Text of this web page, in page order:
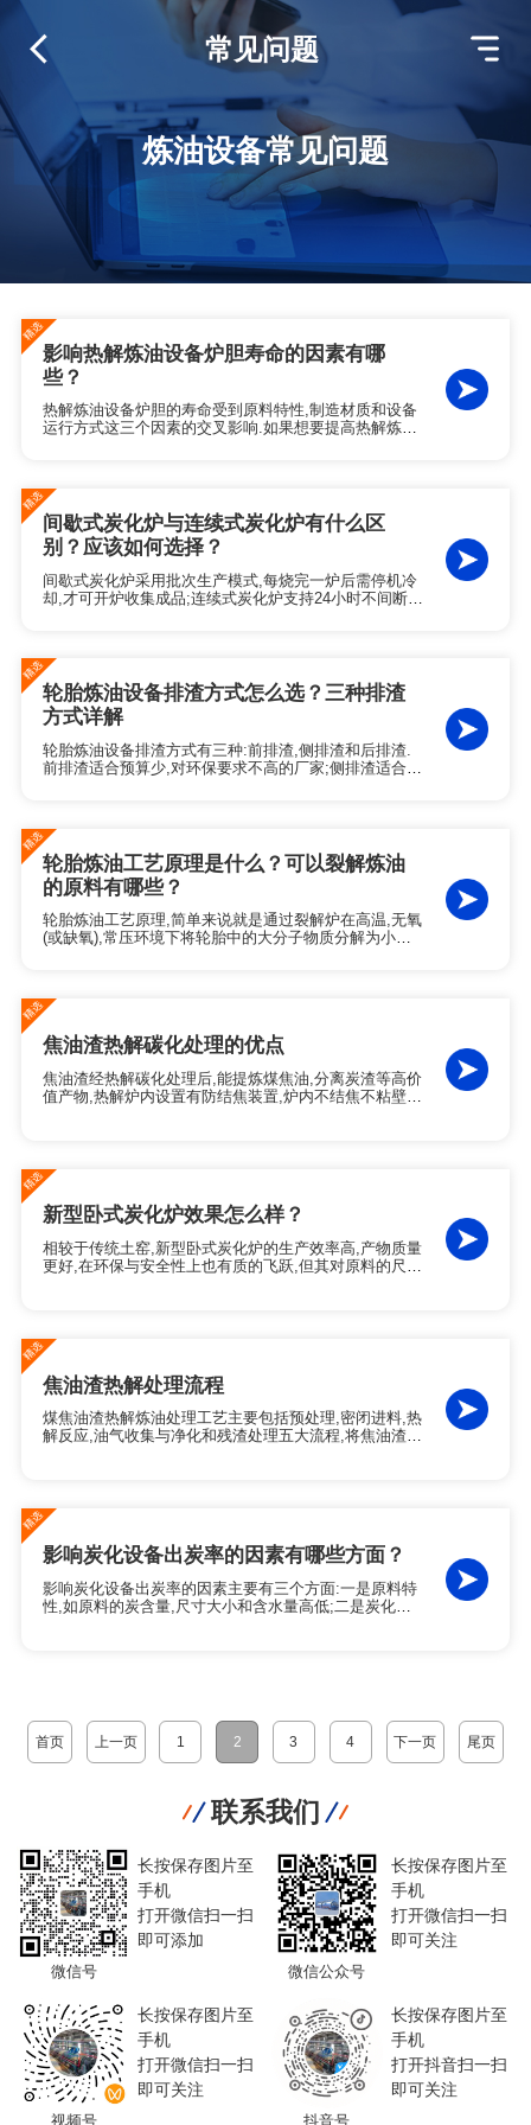
炼油设备常见问题
常见问题
影响热解炼油设备炉胆寿命的因素有哪
些？
热解炼油设备炉胆的寿命受到原料特性,制造材质和设备
运行方式这三个因素的交叉影响.如果想要提高热解炼油
间歇式炭化炉与连续式炭化炉有什么区
别？应该如何选择？
间歇式炭化炉采用批次生产模式,每烧完一炉后需停机冷
却,才可开炉收集成品;连续式炭化炉支持24小时不间断运
轮胎炼油设备排渣方式怎么选？三种排渣
方式详解
轮胎炼油设备排渣方式有三种:前排渣,侧排渣和后排渣.
前排渣适合预算少,对环保要求不高的厂家;侧排渣适合场
轮胎炼油工艺原理是什么？可以裂解炼油
的原料有哪些？
轮胎炼油工艺原理,简单来说就是通过裂解炉在高温,无氧
(或缺氧),常压环境下将轮胎中的大分子物质分解为小分
焦油渣热解碳化处理的优点
焦油渣经热解碳化处理后,能提炼煤焦油,分离炭渣等高价
值产物,热解炉内设置有防结焦装置,炉内不结焦不粘壁,
新型卧式炭化炉效果怎么样？
相较于传统土窑,新型卧式炭化炉的生产效率高,产物质量
更好,在环保与安全性上也有质的飞跃,但其对原料的尺寸
焦油渣热解处理流程
煤焦油渣热解炼油处理工艺主要包括预处理,密闭进料,热
解反应,油气收集与净化和残渣处理五大流程,将焦油渣中
影响炭化设备出炭率的因素有哪些方面？
影响炭化设备出炭率的因素主要有三个方面:一是原料特
性,如原料的炭含量,尺寸大小和含水量高低;二是炭化工
首页 上一页 1 2 3 4 下一页 尾页
联系我们
微信号
长按保存图片至
手机
打开微信扫一扫
即可添加
微信公众号
长按保存图片至
手机
打开微信扫一扫
即可关注
视频号
长按保存图片至
手机
打开微信扫一扫
即可关注
抖音号
长按保存图片至
手机
打开抖音扫一扫
即可关注